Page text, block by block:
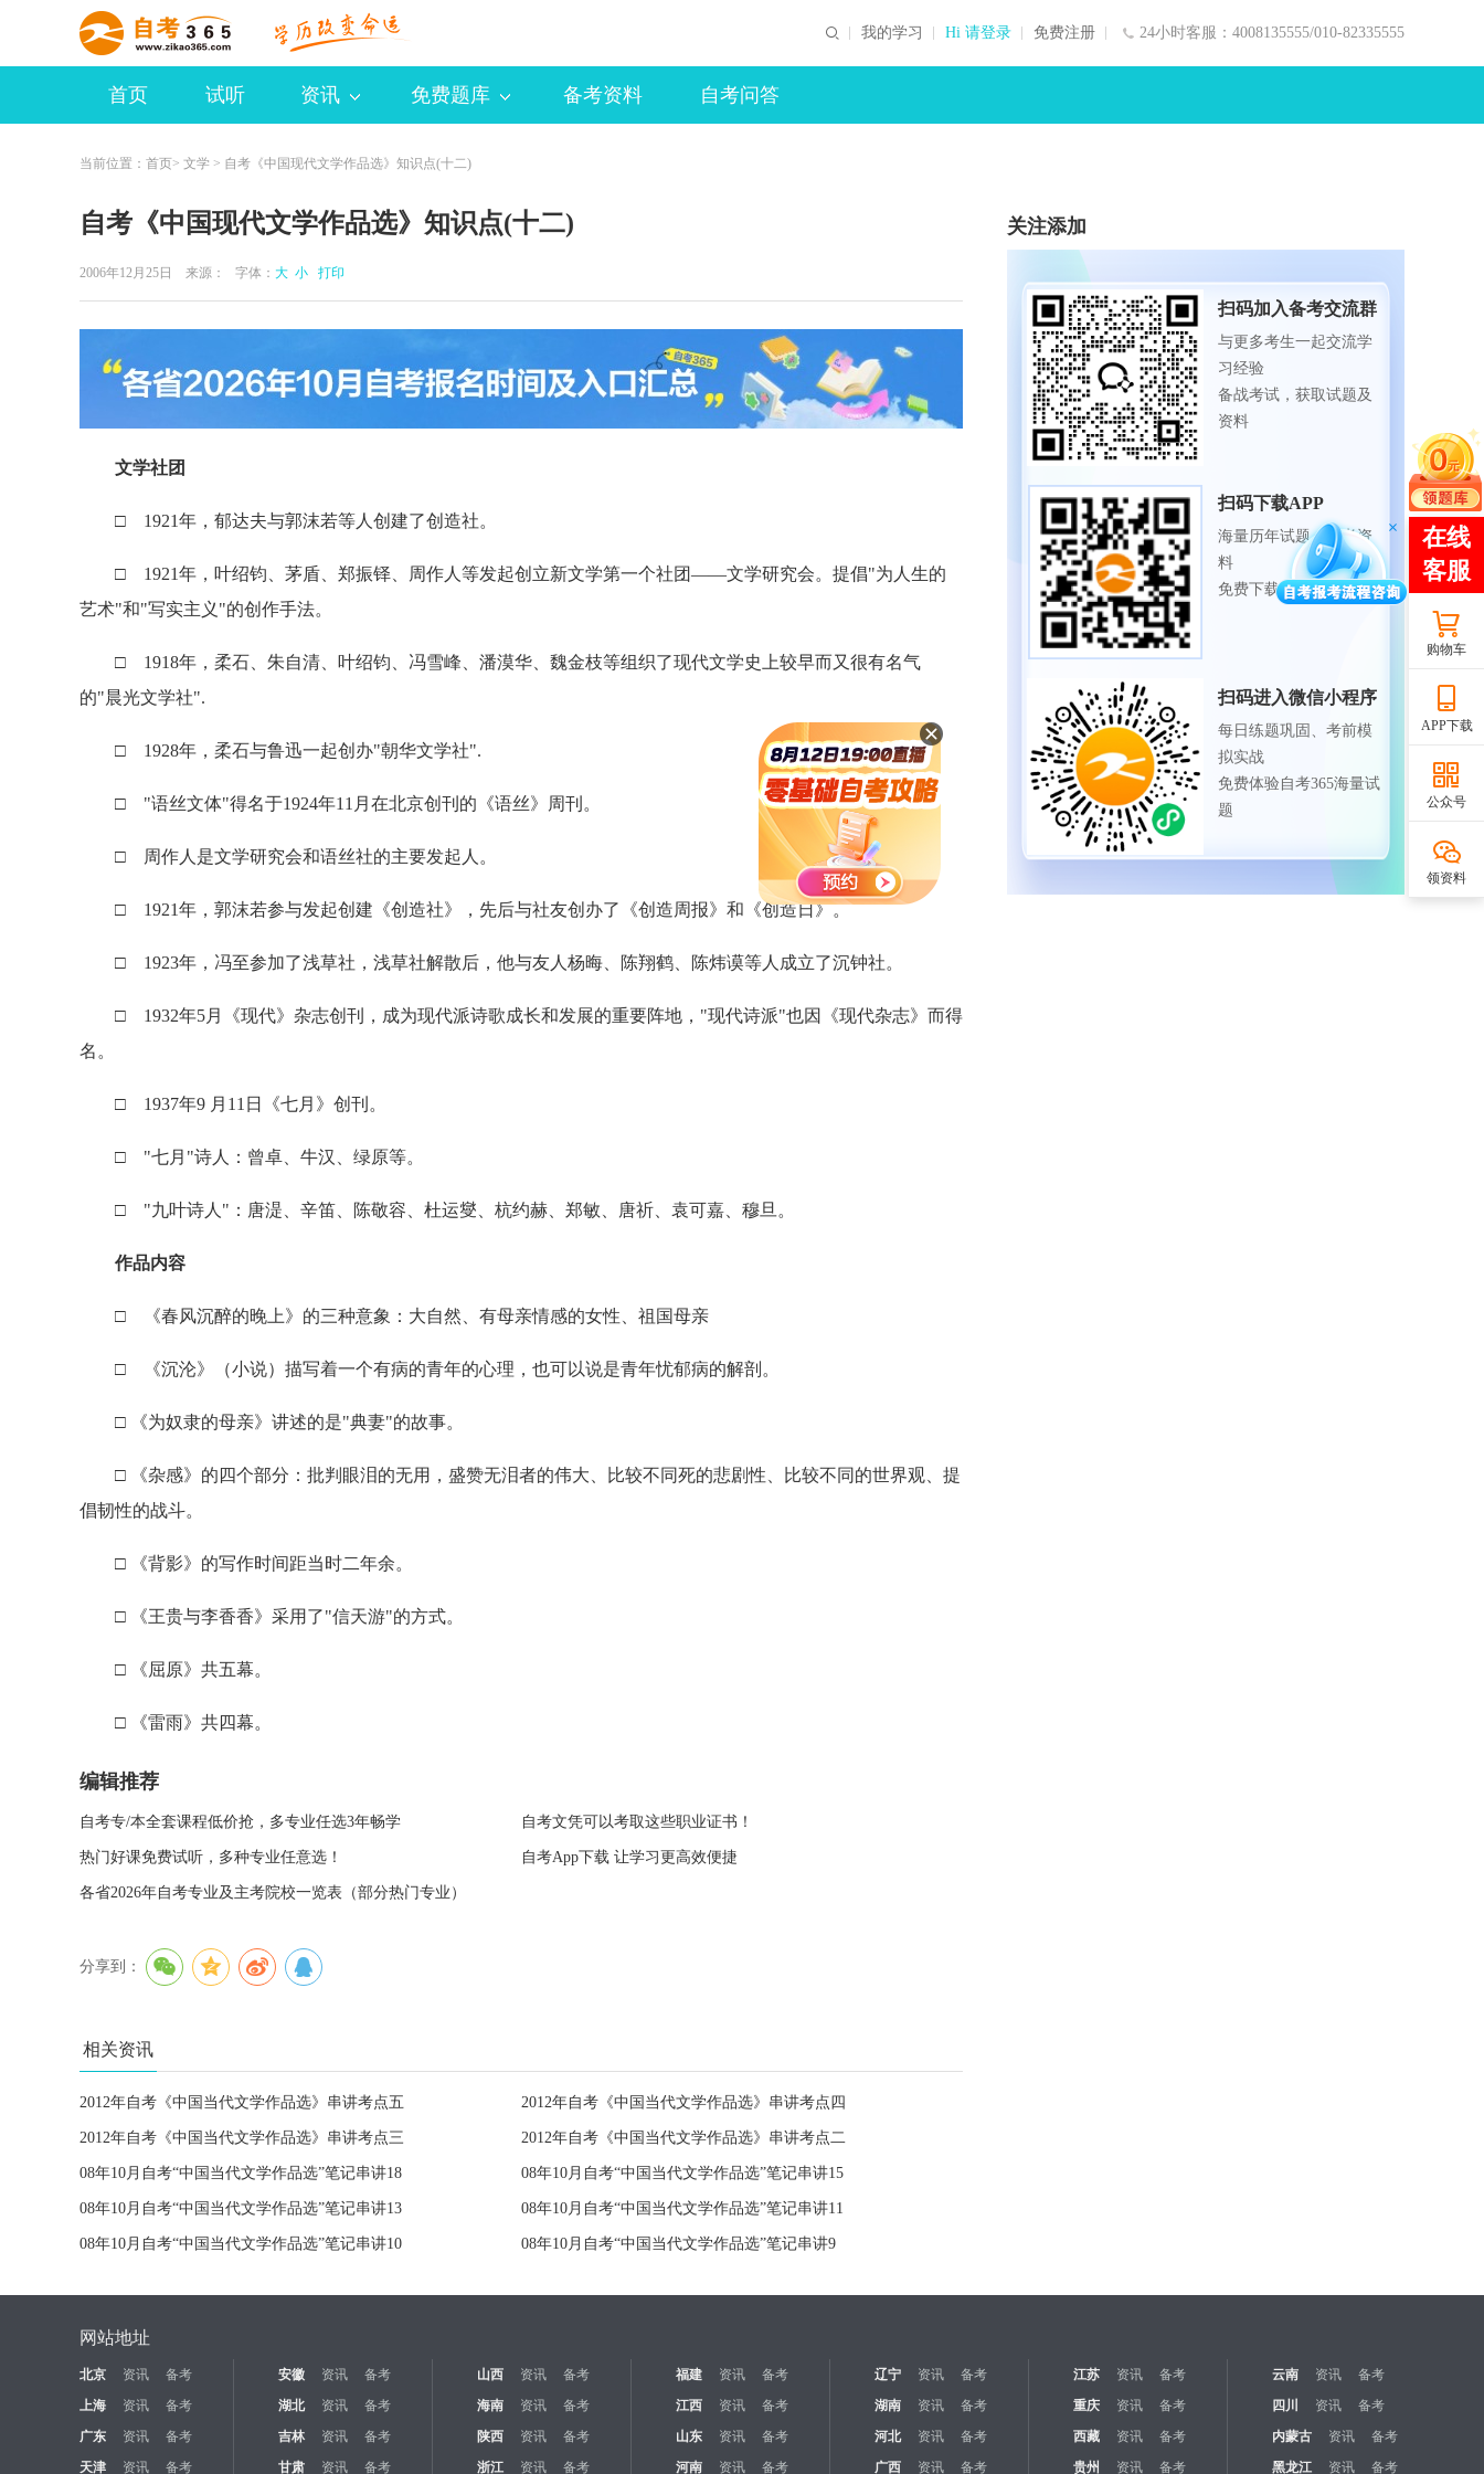
24小时客服：4008135555/010-82335555
我的学习 Hi 请登录 免费注册
首页 试听 资讯 免费题库 备考资料 自考问答
当前位置： 首页> 文学 > 自考《中国现代文学作品选》知识点(十二)
自考《中国现代文学作品选》知识点(十二)
2006年12月25日 来源： 字体： 大 小 打印
文学社团
□ 1921年，郁达夫与郭沫若等人创建了创造社。
□ 1921年，叶绍钧、茅盾、郑振铎、周作人等发起创立新文学第一个社团——文学研究会。提倡"为人生的
艺术"和"写实主义"的创作手法。
□ 1918年，柔石、朱自清、叶绍钧、冯雪峰、潘漠华、魏金枝等组织了现代文学史上较早而又很有名气
的"晨光文学社".
□ 1928年，柔石与鲁迅一起创办"朝华文学社".
□ "语丝文体"得名于1924年11月在北京创刊的《语丝》周刊。
□ 周作人是文学研究会和语丝社的主要发起人。
□ 1921年，郭沫若参与发起创建《创造社》，先后与社友创办了《创造周报》和《创造日》。
□ 1923年，冯至参加了浅草社，浅草社解散后，他与友人杨晦、陈翔鹤、陈炜谟等人成立了沉钟社。
□ 1932年5月《现代》杂志创刊，成为现代派诗歌成长和发展的重要阵地，"现代诗派"也因《现代杂志》而得
名。
□ 1937年9 月11日《七月》创刊。
□ "七月"诗人：曾卓、牛汉、绿原等。
□ "九叶诗人"：唐湜、辛笛、陈敬容、杜运燮、杭约赫、郑敏、唐祈、袁可嘉、穆旦。
作品内容
□ 《春风沉醉的晚上》的三种意象：大自然、有母亲情感的女性、祖国母亲
□ 《沉沦》（小说）描写着一个有病的青年的心理，也可以说是青年忧郁病的解剖。
□ 《为奴隶的母亲》讲述的是"典妻"的故事。
□ 《杂感》的四个部分：批判眼泪的无用，盛赞无泪者的伟大、比较不同死的悲剧性、比较不同的世界观、提
倡韧性的战斗。
□ 《背影》的写作时间距当时二年余。
□ 《王贵与李香香》采用了"信天游"的方式。
□ 《屈原》共五幕。
□ 《雷雨》共四幕。
编辑推荐
自考专/本全套课程低价抢，多专业任选3年畅学 自考文凭可以考取这些职业证书！
热门好课免费试听，多种专业任意选！ 自考App下载 让学习更高效便捷
各省2026年自考专业及主考院校一览表（部分热门专业）
分享到：
相关资讯
2012年自考《中国当代文学作品选》串讲考点五 2012年自考《中国当代文学作品选》串讲考点四
2012年自考《中国当代文学作品选》串讲考点三 2012年自考《中国当代文学作品选》串讲考点二
08年10月自考“中国当代文学作品选”笔记串讲18 08年10月自考“中国当代文学作品选”笔记串讲15
08年10月自考“中国当代文学作品选”笔记串讲13 08年10月自考“中国当代文学作品选”笔记串讲11
08年10月自考“中国当代文学作品选”笔记串讲10 08年10月自考“中国当代文学作品选”笔记串讲9
关注添加
扫码加入备考交流群
与更多考生一起交流学
习经验
备战考试，获取试题及
资料
扫码下载APP
海量历年试题、备考资
料
免费下载领取
扫码进入微信小程序
每日练题巩固、考前模
拟实战
免费体验自考365海量试
题
购物车
APP下载
公众号
领资料
网站地址
北京 资讯 备考 安徽 资讯 备考 山西 资讯 备考 福建 资讯 备考 辽宁 资讯 备考 江苏 资讯 备考 云南 资讯
备考
上海
资讯 备考 湖北 资讯 备考 海南 资讯 备考 江西 资讯 备考 湖南 资讯 备考 重庆 资讯 备考 四川 资讯
备考
广东
资讯 备考 吉林 资讯 备考 陕西 资讯 备考 山东 资讯 备考 河北 资讯 备考 西藏 资讯 备考 内蒙古 资讯
备考
天津
资讯 备考 甘肃 资讯 备考 浙江 资讯 备考 河南 资讯 备考 广西 资讯 备考 贵州 资讯 备考 黑龙江 资讯 备考